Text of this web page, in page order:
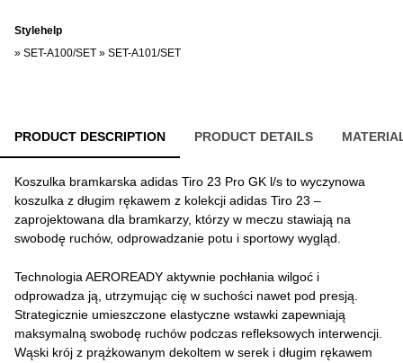
Stylehelp
» SET-A100/SET » SET-A101/SET
PRODUCT DESCRIPTION PRODUCT DETAILS
Koszulka bramkarska adidas Tiro 23 Pro GK l/s to wyczynowa
koszulka z długim rękawem z kolekcji adidas Tiro 23 –
zaprojektowana dla bramkarzy, którzy w meczu stawiają na
swobodę ruchów, odprowadzanie potu i sportowy wygląd.
Technologia AEROREADY aktywnie pochłania wilgoć i
odprowadza ją, utrzymując cię w suchości nawet pod presją.
Strategicznie umieszczone elastyczne wstawki zapewniają
maksymalną swobodę ruchów podczas refleksowych interwencji.
Wąski krój z prążkowanym dekoltem w serek i długim rękawem